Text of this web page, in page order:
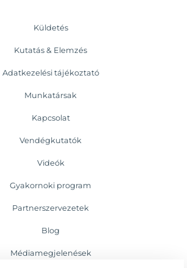
Küldetés
Kutatás & Elemzés
Adatkezelési tájékoztató
Munkatársak
Kapcsolat
Vendégkutatók
Videók
Gyakornoki program
Partnerszervezetek
Blog
Médiamegjelenések